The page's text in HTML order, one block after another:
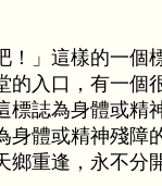
！」這樣的一個
的入口，有一個
標誌為身體或精
身體或精神殘障
鄉重逢，永不分